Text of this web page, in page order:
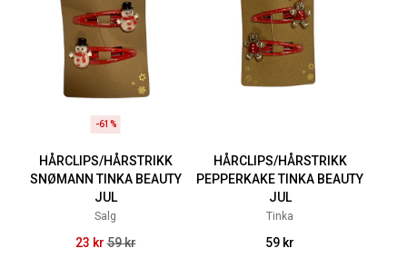
-61%
HÅRCLIPS/HÅRSTRIKK
SNØMANN TINKA BEAUTY
JUL
Salg
23 kr 59 kr
HÅRCLIPS/HÅRSTRIKK
PEPPERKAKE TINKA BEAUTY
JUL
Tinka
59 kr